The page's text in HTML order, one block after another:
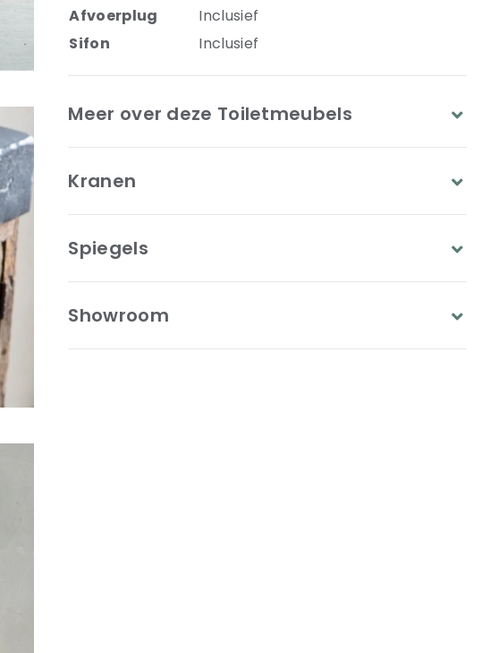
Afvoerplug
Inclusief
Sifon
Inclusief
Meer over deze Toiletmeubels
Kranen
Spiegels
Showroom